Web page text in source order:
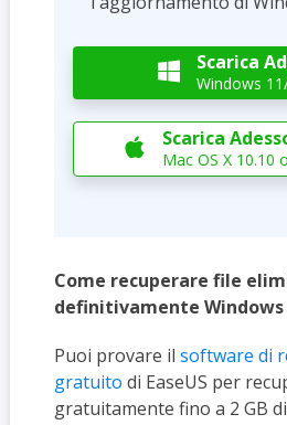
 Scarica
Windows
 Scarica
Mac OS X 10.10
Come recuperare file
definitivamente Windows
Puoi provare il software di
gratuito di EaseUS per
gratuitamente fino a 2 GB